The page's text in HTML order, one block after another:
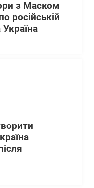
з Маском
російській